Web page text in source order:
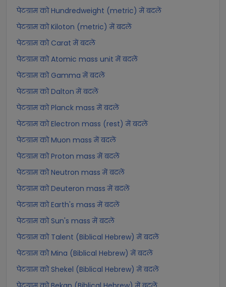
पेटग्राम को Hundredweight (metric) में बदलें
पेटग्राम को Kiloton (metric) में बदलें
पेटग्राम को Carat में बदलें
पेटग्राम को Atomic mass unit में बदलें
पेटग्राम को Gamma में बदलें
पेटग्राम को Dalton में बदलें
पेटग्राम को Planck mass में बदलें
पेटग्राम को Electron mass (rest) में बदलें
पेटग्राम को Muon mass में बदलें
पेटग्राम को Proton mass में बदलें
पेटग्राम को Neutron mass में बदलें
पेटग्राम को Deuteron mass में बदलें
पेटग्राम को Earth's mass में बदलें
पेटग्राम को Sun's mass में बदलें
पेटग्राम को Talent (Biblical Hebrew) में बदलें
पेटग्राम को Mina (Biblical Hebrew) में बदलें
पेटग्राम को Shekel (Biblical Hebrew) में बदलें